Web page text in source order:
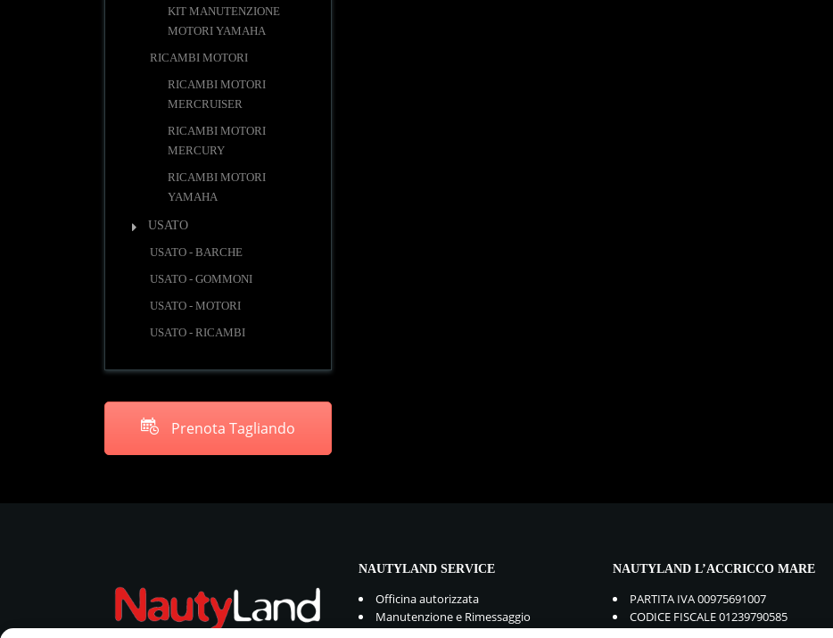
KIT MANUTENZIONE
MOTORI YAMAHA
RICAMBI MOTORI
RICAMBI MOTORI
MERCRUISER
RICAMBI MOTORI
MERCURY
RICAMBI MOTORI
YAMAHA
USATO
USATO - BARCHE
USATO - GOMMONI
USATO - MOTORI
USATO - RICAMBI
Prenota Tagliando
NAUTYLAND SERVICE
Officina autorizzata
Manutenzione e Rimessaggio
NAUTYLAND L’ACCRICCO MARE
PARTITA IVA 00975691007
CODICE FISCALE 01239790585